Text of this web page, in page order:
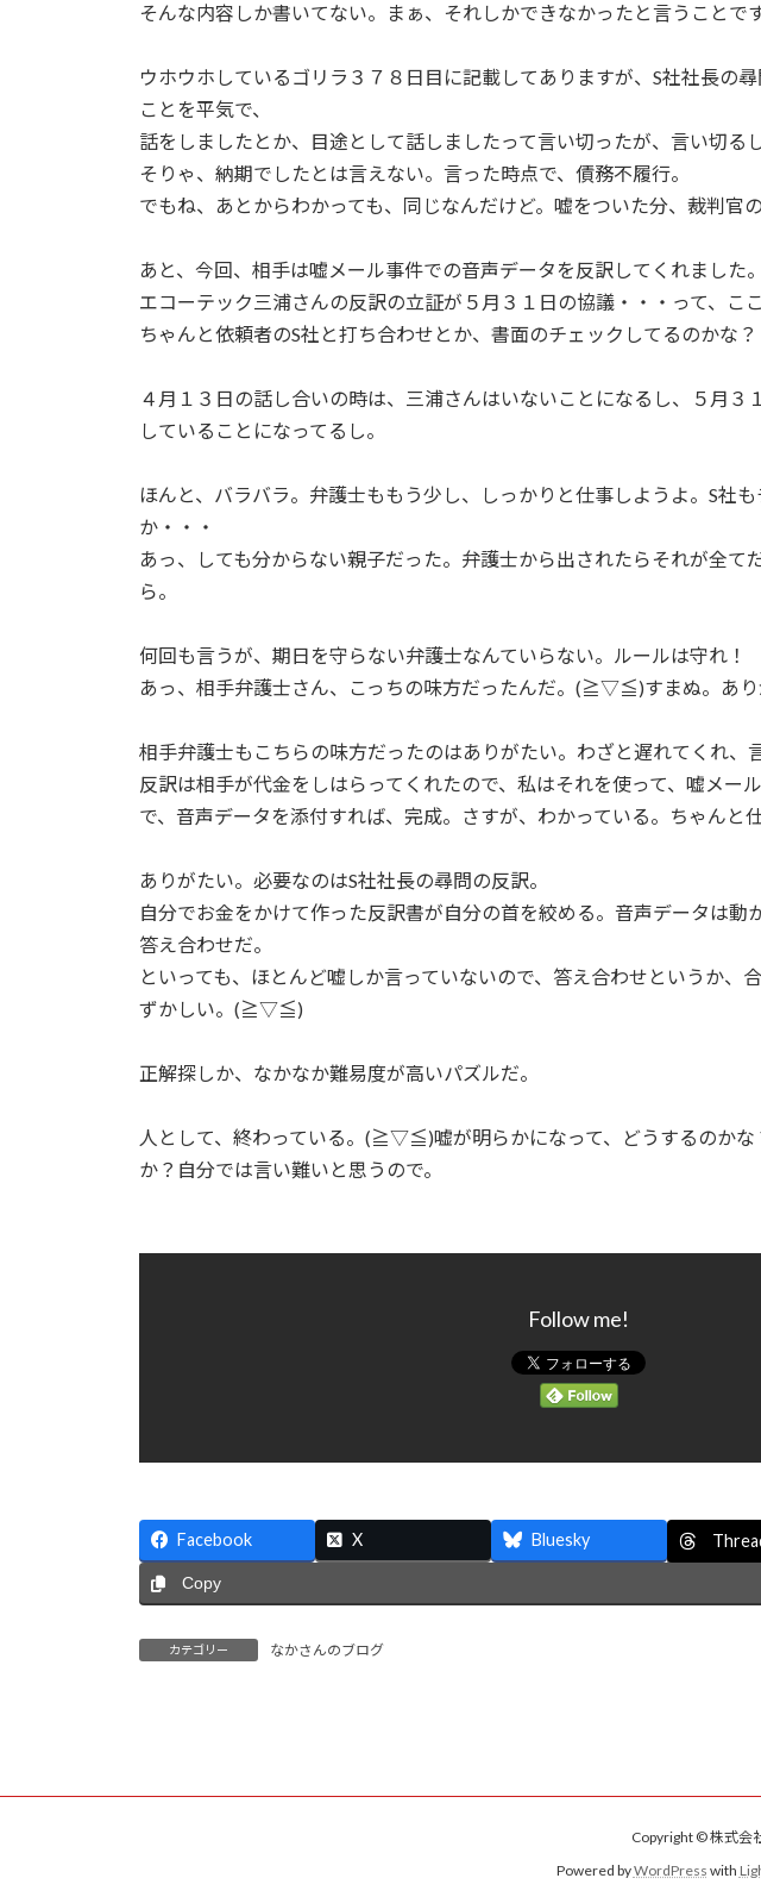
そんな内容しか書いてない。まぁ、それしかできなかったと言うこと
ウホウホしているゴリラ３７８日目に記載してありますが、S社社長の
ことを平気で、
話をしましたとか、目途として話しましたって言い切ったが、言い切る
そりゃ、納期でしたとは言えない。言った時点で、債務不履行。
でもね、あとからわかっても、同じなんだけど。嘘をついた分、裁判官
あと、今回、相手は嘘メール事件での音声データを反訳してくれました。
エコーテック三浦さんの反訳の立証が５月３１日の協議・・・って、こ
ちゃんと依頼者のS社と打ち合わせとか、書面のチェックしてるのかな？
４月１３日の話し合いの時は、三浦さんはいないことになるし、５月３
していることになってるし。
ほんと、バラバラ。弁護士ももう少し、しっかりと仕事しようよ。S社
か・・・
あっ、しても分からない親子だった。弁護士から出されたらそれが全て
ら。
何回も言うが、期日を守らない弁護士なんていらない。ルールは守れ！
あっ、相手弁護士さん、こっちの味方だったんだ。(≧▽≦)すまぬ。あり
相手弁護士もこちらの味方だったのはありがたい。わざと遅れてくれ、
反訳は相手が代金をしはらってくれたので、私はそれを使って、嘘メー
で、音声データを添付すれば、完成。さすが、わかっている。ちゃんと
ありがたい。必要なのはS社社長の尋問の反訳。
自分でお金をかけて作った反訳書が自分の首を絞める。音声データは動
答え合わせだ。
といっても、ほとんど嘘しか言っていないので、答え合わせというか、
ずかしい。(≧▽≦)
正解探しか、なかなか難易度が高いパズルだ。
人として、終わっている。(≧▽≦)嘘が明らかになって、どうするのかな
か？自分では言い難いと思うので。
Follow me!
Facebook X Bluesky
Copy
カテゴリー なかさんのブログ
Copyright © 株式会
Powered byWordPress with